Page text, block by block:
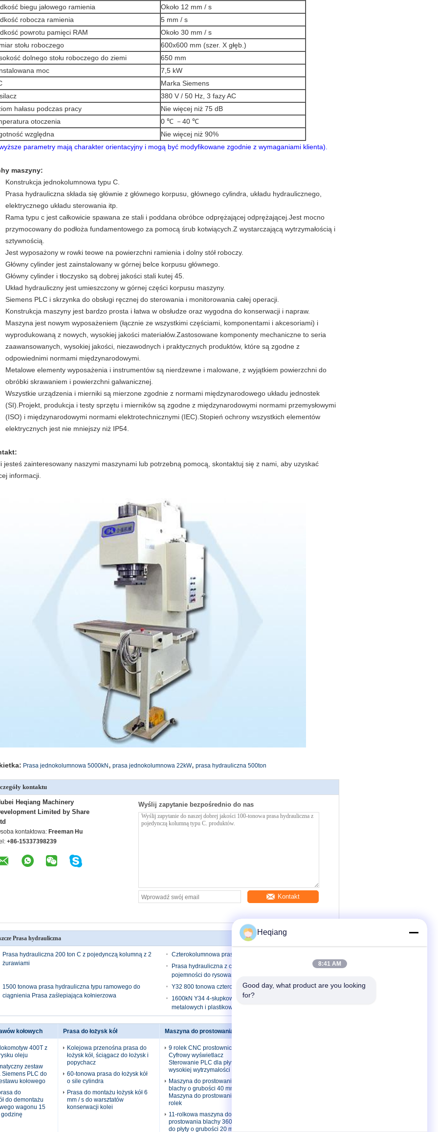
biegu jałowego ramienia
Około 12 mm / s
robocza ramienia
5 mm / s
powrotu pamięci RAM
Około 30 mm / s
stołu roboczego
600x600 mm (szer. X głęb.)
dolnego stołu roboczego do ziemi
650 mm
moc
7,5 kW
Marka Siemens
380 V / 50 Hz, 3 fazy AC
hałasu podczas pracy
Nie więcej niż 75 dB
otoczenia
0 ℃ －40 ℃
względna
Nie więcej niż 90%
parametry mają charakter orientacyjny i mogą być modyfikowane zgodnie z wymaganiami klienta).
maszyny:
Konstrukcja jednokolumnowa typu C.
Prasa hydrauliczna składa się głównie z głównego korpusu, głównego cylindra, układu hydraulicznego,
elektrycznego układu sterowania itp.
Rama typu c jest całkowicie spawana ze stali i poddana obróbce odprężającej odprężającej.Jest mocno
przymocowany do podłoża fundamentowego za pomocą śrub kotwiących.Z wystarczającą wytrzymałością i
sztywnością.
Jest wyposażony w rowki teowe na powierzchni ramienia i dolny stół roboczy.
Główny cylinder jest zainstalowany w górnej belce korpusu głównego.
Główny cylinder i tłoczysko są dobrej jakości stali kutej 45.
Układ hydrauliczny jest umieszczony w górnej części korpusu maszyny.
Siemens PLC i skrzynka do obsługi ręcznej do sterowania i monitorowania całej operacji.
Konstrukcja maszyny jest bardzo prosta i łatwa w obsłudze oraz wygodna do konserwacji i napraw.
Maszyna jest nowym wyposażeniem (łącznie ze wszystkimi częściami, komponentami i akcesoriami) i
wyprodukowaną z nowych, wysokiej jakości materiałów.Zastosowane komponenty mechaniczne to seria
zaawansowanych, wysokiej jakości, niezawodnych i praktycznych produktów, które są zgodne z
odpowiednimi normami międzynarodowymi.
Metalowe elementy wyposażenia i instrumentów są nierdzewne i malowane, z wyjątkiem powierzchni do
obróbki skrawaniem i powierzchni galwanicznej.
Wszystkie urządzenia i mierniki są mierzone zgodnie z normami międzynarodowego układu jednostek
(SI).Projekt, produkcja i testy sprzętu i mierników są zgodne z międzynarodowymi normami przemysłowymi
(ISO) i międzynarodowymi normami elektrotechnicznymi (IEC).Stopień ochrony wszystkich elementów
elektrycznych jest nie mniejszy niż IP54.
jesteś zainteresowany naszymi maszynami lub potrzebną pomocą, skontaktuj się z nami, aby uzyskać
informacji.
Prasa jednokolumnowa 5000kN , prasa jednokolumnowa 22kW, prasa hydrauliczna 500ton
kontaktu
Heqiang Machinery
Limited by Share
kontaktowa: Freeman Hu
+86-15337398239
Wyślij zapytanie bezpośrednio do nas
Kontakt
Prasa hydrauliczna
Prasa hydrauliczna 200 ton C z pojedynczą kolumną z 2
żurawiami
Czterokolumnowa prasa hydrauliczna Y32
Prasa hydrauliczna z czterema kolumnami o dużej
pojemności do rysowania blach
1500 tonowa prasa hydrauliczna typu ramowego do
ciągnienia Prasa zaślepiająca kołnierzowa
Y32 800 tonowa czterokolumnowa prasa hydrauliczna
1600kN Y34 4-słupkowa prasa hydrauliczna do wyrobów
metalowych i plastikowych
kołowych
400T z
oleju
zestaw
Siemens PLC do
kołowego
do
do demontażu
wagonu 15
Prasa do łożysk kół
Kolejowa przenośna prasa do
łożysk kół, ściągacz do łożysk i
popychacz
60-tonowa prasa do łożysk kół
o sile cylindra
Prasa do montażu łożysk kół 6
mm / s do warsztatów
konserwacji kolei
Maszyna do prostowania płyt
9 rolek CNC prostownica
Cyfrowy wyświetlacz
Sterowanie PLC dla płyt o
wysokiej wytrzymałości
Maszyna do prostowania
blachy o grubości 40 mm
Maszyna do prostowania 7
rolek
11-rolkowa maszyna do
prostowania blachy 360 MPa
do płyty o grubości 20 mm
Heqiang
8:41 AM
Good day, what product are you looking
for?